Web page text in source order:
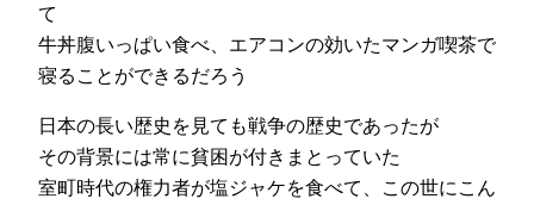
て
牛丼腹いっぱい食べ、エアコンの効いたマンガ喫茶で
寝ることができるだろう
日本の長い歴史を見ても戦争の歴史であったが
その背景には常に貧困が付きまとっていた
室町時代の権力者が塩ジャケを食べて、この世にこん